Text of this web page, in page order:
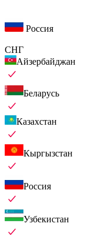
Россия
СНГ
Айзербайджан
Беларусь
Казахстан
Кыргызстан
Россия
Узбекистан